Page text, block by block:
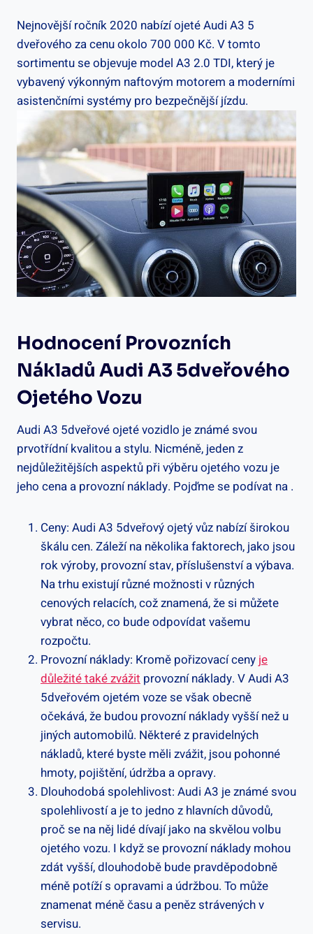
Nejnovější ročník 2020 nabízí ojeté Audi A3 5
dveřového za cenu okolo 700 000 Kč. V tomto
sortimentu se objevuje model A3 2.0 TDI, který je
vybavený výkonným naftovým motorem a moderními
asistenčními systémy pro bezpečnější jízdu.
Hodnocení Provozních
Nákladů Audi A3 5dveřového
Ojetého Vozu
Audi A3 5dveřové ojeté vozidlo je známé svou
prvotřídní kvalitou a stylu. Nicméně, jeden z
nejdůležitějších aspektů při výběru ojetého vozu je
jeho cena a provozní náklady. Pojďme se podívat na .
Ceny: Audi A3 5dveřový ojetý vůz nabízí širokou
škálu cen. Záleží na několika faktorech, jako jsou
rok výroby, provozní stav, příslušenství a výbava.
Na trhu existují různé možnosti v různých
cenových relacích, což znamená, že si můžete
vybrat něco, co bude odpovídat vašemu
rozpočtu.
Provozní náklady: Kromě pořizovací ceny je
důležité také zvážit provozní náklady. V Audi A3
5dveřovém ojetém voze se však obecně
očekává, že budou provozní náklady vyšší než u
jiných automobilů. Některé z pravidelných
nákladů, které byste měli zvážit, jsou pohonné
hmoty, pojištění, údržba a opravy.
Dlouhodobá spolehlivost: Audi A3 je známé svou
spolehlivostí a je to jedno z hlavních důvodů,
proč se na něj lidé dívají jako na skvělou volbu
ojetého vozu. I když se provozní náklady mohou
zdát vyšší, dlouhodobě bude pravděpodobně
méně potíží s opravami a údržbou. To může
znamenat méně času a peněz strávených v
servisu.